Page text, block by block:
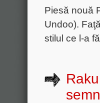
Piesă nouă
Undoo).
stilul ce l-a